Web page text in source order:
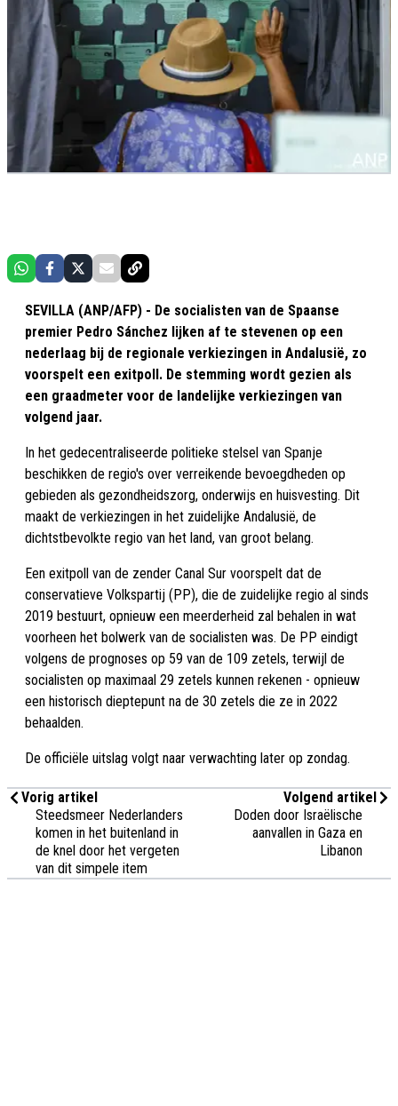
SEVILLA (ANP/AFP) - De socialisten van de Spaanse
premier Pedro Sánchez lijken af ​​te stevenen op een
nederlaag bij de regionale verkiezingen in Andalusië, zo
voorspelt een exitpoll. De stemming wordt gezien als
een graadmeter voor de landelijke verkiezingen van
volgend jaar.
In het gedecentraliseerde politieke stelsel van Spanje
beschikken de regio's over verreikende bevoegdheden op
gebieden als gezondheidszorg, onderwijs en huisvesting. Dit
maakt de verkiezingen in het zuidelijke Andalusië, de
dichtstbevolkte regio van het land, van groot belang.
Een exitpoll van de zender Canal Sur voorspelt dat de
conservatieve Volkspartij (PP), die de zuidelijke regio al sinds
2019 bestuurt, opnieuw een meerderheid zal behalen in wat
voorheen het bolwerk van de socialisten was. De PP eindigt
volgens de prognoses op 59 van de 109 zetels, terwijl de
socialisten op maximaal 29 zetels kunnen rekenen - opnieuw
een historisch dieptepunt na de 30 zetels die ze in 2022
behaalden.
De officiële uitslag volgt naar verwachting later op zondag.
Vorig artikel
Steedsmeer Nederlanders
komen in het buitenland in
de knel door het vergeten
van dit simpele item
Volgend artikel
Doden door Israëlische
aanvallen in Gaza en
Libanon